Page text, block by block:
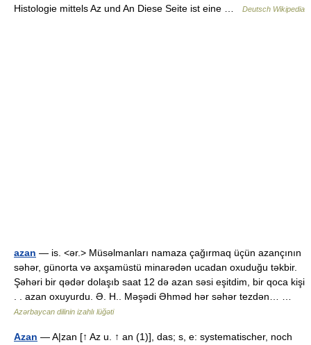
Histologie mittels Az und An Diese Seite ist eine …
Deutsch Wikipedia
azan — is. <ər.> Müsəlmanları namaza çağırmaq üçün azançının
səhər, günorta və axşamüstü minarədən ucadan oxuduğu təkbir.
Şəhəri bir qədər dolaşıb saat 12 də azan səsi eşitdim, bir qoca kişi
. . azan oxuyurdu. Ə. H.. Məşədi Əhməd hər səhər tezdən… …
Azərbaycan dilinin izahlı lüğəti
Azan — A|zan [↑ Az u. ↑ an (1)], das; s, e: systematischer, noch